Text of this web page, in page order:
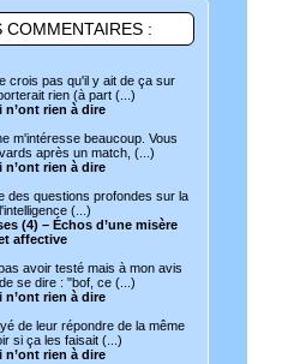
COMMENTAIRES :
crois pas qu'il y ait de ça sur
rien (à part (...)
n’ont rien à dire
m'intéresse beaucoup. Vous
après un match, (...)
n’ont rien à dire
des questions profondes sur la
(...)
(4) – Échos d’une misère
affective
avoir testé mais à mon avis
se dire : "bof, ce (...)
n’ont rien à dire
de leur répondre de la même
si ça les faisait (...)
n’ont rien à dire